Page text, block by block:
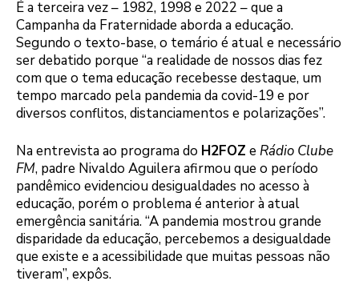
É a terceira vez – 1982, 1998 e 2022 – que a
Campanha da Fraternidade aborda a educação.
Segundo o texto-base, o temário é atual e necessário
ser debatido porque “a realidade de nossos dias fez
com que o tema educação recebesse destaque, um
tempo marcado pela pandemia da covid-19 e por
diversos conflitos, distanciamentos e polarizações”.
Na entrevista ao programa do H2FOZ e Rádio Clube
FM, padre Nivaldo Aguilera afirmou que o período
pandêmico evidenciou desigualdades no acesso à
educação, porém o problema é anterior à atual
emergência sanitária. “A pandemia mostrou grande
disparidade da educação, percebemos a desigualdade
que existe e a acessibilidade que muitas pessoas não
tiveram”, expôs.